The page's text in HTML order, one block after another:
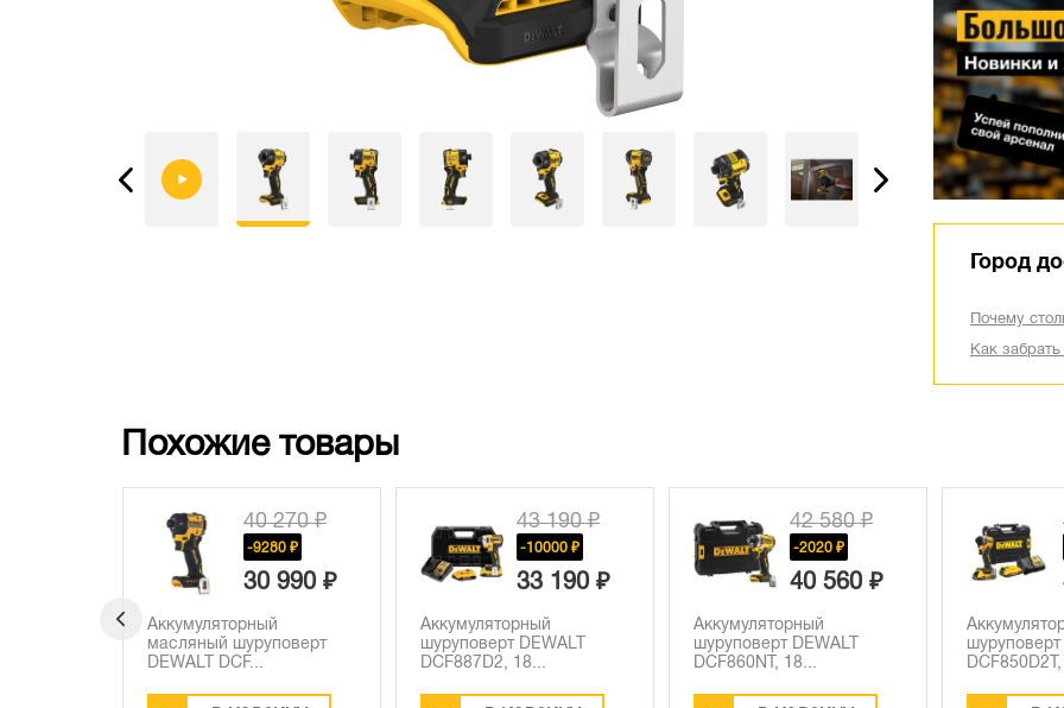
Город
Почему
Как забрать
Похожие товары
43 190 ₽
-10000 ₽
33 190 ₽
Аккумуляторный
шуруповерт DEWALT
DCF887D2, 18...
42 580 ₽
-2020 ₽
40 560 ₽
Аккумуляторный
шуруповерт DEWALT
DCF860NT, 18...
49 480 ₽
-4840 ₽
44 640 ₽
Аккумуляторный
шуруповерт DEWALT
DCF850D2T, 1...
DEWALT
В:...